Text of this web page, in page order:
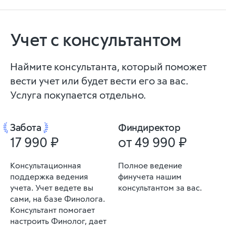
Учет с консультантом
Наймите консультанта, который поможет
вести учет или будет вести его за вас.
Услуга покупается отдельно.
Забота
17 990 ₽
Консультационная
поддержка ведения
учета. Учет ведете вы
сами, на базе Финолога.
Консультант помогает
настроить Финолог, дает
Финдиректор
от 49 990 ₽
Полное ведение
финучета нашим
консультантом за вас.